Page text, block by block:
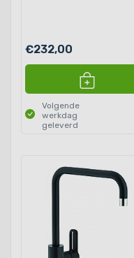
€232,00
Volgende
werkdag
geleverd